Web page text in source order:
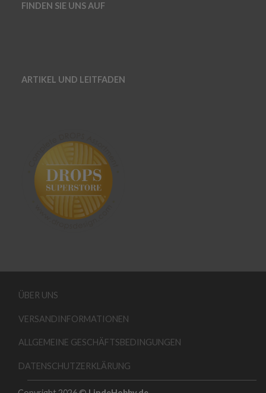
FINDEN SIE UNS AUF
ARTIKEL UND LEITFADEN
ÜBER UNS
VERSANDINFORMATIONEN
ALLGEMEINE GESCHÄFTSBEDINGUNGEN
DATENSCHUTZERKLÄRUNG